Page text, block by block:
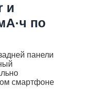
и
по
панели
смартфоне